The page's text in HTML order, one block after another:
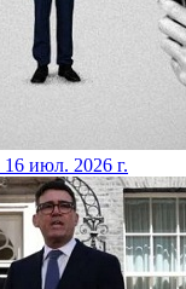
16 июл. 2026 г.